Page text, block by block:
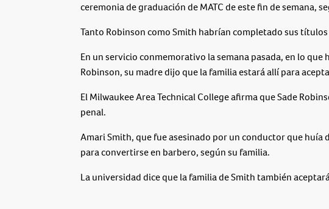
ceremonia de graduación de MATC de este fin de semana,
Tanto Robinson como Smith habrían completado sus títulos
En un servicio conmemorativo la semana pasada, en lo que
Robinson, su madre dijo que la familia estará allí para
El Milwaukee Area Technical College afirma que Sade
penal.
Amari Smith, que fue asesinado por un conductor que huía
para convertirse en barbero, según su familia.
La universidad dice que la familia de Smith también